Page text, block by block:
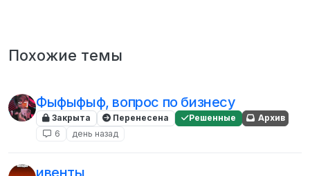
Похожие темы
Фыфыфыф, вопрос по бизнесу
Закрыта Перенесена Решенные
Архив
6
день назад
ивенты